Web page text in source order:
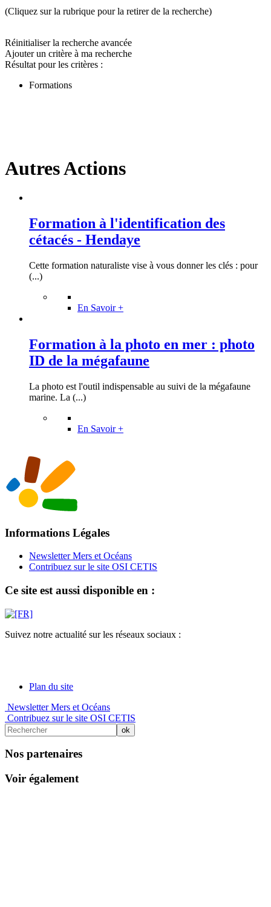
(Cliquez sur la rubrique pour la retirer de la recherche)
Réinitialiser la recherche avancée
Ajouter un critère à ma recherche
Résultat pour les critères :
Formations
Autres Actions
Formation à l'identification des
cétacés - Hendaye
Cette formation naturaliste vise à vous donner les clés : pour
(...)
En Savoir +
Formation à la photo en mer : photo
ID de la mégafaune
La photo est l'outil indispensable au suivi de la mégafaune
marine. La (...)
En Savoir +
Informations Légales
Newsletter Mers et Océans
Contribuez sur le site OSI CETIS
Ce site est aussi disponible en :
Suivez notre actualité sur les réseaux sociaux :
Plan du site
Newsletter Mers et Océans
Contribuez sur le site OSI CETIS
Nos partenaires
Voir également